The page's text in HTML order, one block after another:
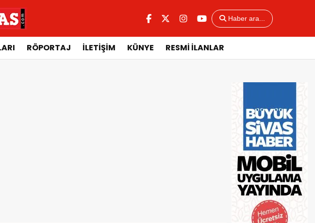
Haber ara...
RÖPORTAJ İLETİŞİM KÜNYE RESMİ İLANLAR